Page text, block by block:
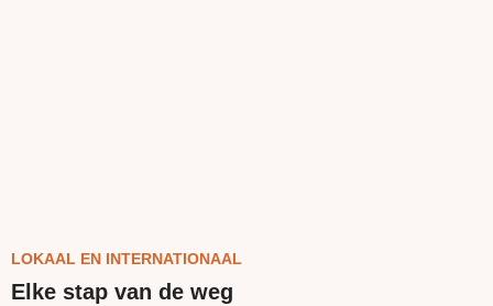
LOKAAL EN INTERNATIONAAL
Elke stap van de weg